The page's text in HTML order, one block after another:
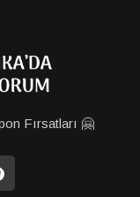
Fırsatları 🤗